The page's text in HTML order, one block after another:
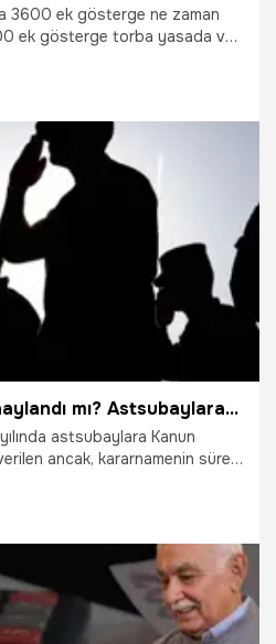
3600 ek gösterge ne zaman
ek gösterge torba yasada var
torba yasaya
ne oldu sorusunun yanıtı
Astsubaylara zam onaylandı mı? Astsubaylara tazminat verilecek mi 2024, 15 yıllık astsubaylara ek gösterge verilecek mi, emekli astsubaylara ek zam var mı?
astsubaylara Kanun
ancak, kararnamenin süresi
mı? Astsubaylara tazminat
astsubaylara ek gösterge
ek zam var mı? Sorularının